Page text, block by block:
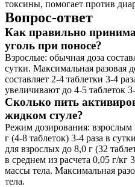
токсины, помогает против
Вопрос-ответ
Как правильно
уголь при поносе?
Взрослые: обычная доза
сутки. Максимальная разовая
составляет 2-4 таблетки 3-4
увеличивают до 4-5 таблеток
Сколько пить
жидком стуле?
Режим дозирования: взрослым
г (4-8 таблеток) 3-4 раза в
для взрослых до 8,0 г (32
в среднем из расчета 0,05 г/кг
массы тела. Максимальная
тела.